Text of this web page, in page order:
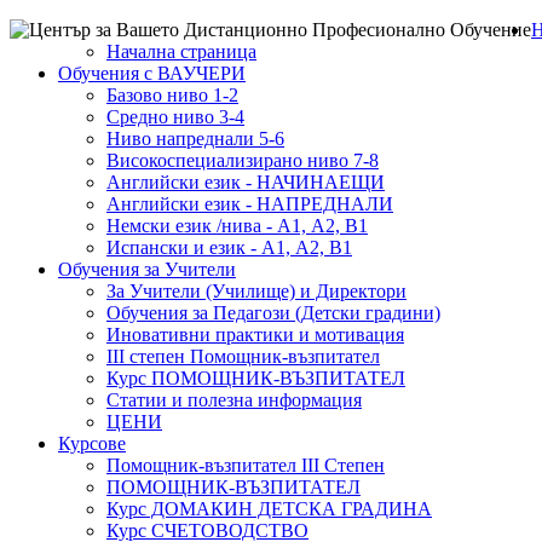
Начална страница
Обучения с ВАУЧЕРИ
Базово ниво 1-2
Средно ниво 3-4
Ниво напреднали 5-6
Високоспециализирано ниво 7-8
Английски език - НАЧИНАЕЩИ
Английски език - НАПРЕДНАЛИ
Немски език /нива - А1, А2, В1
Испански и език - А1, А2, В1
Обучения за Учители
За Учители (Училище) и Директори
Обучения за Педагози (Детски градини)
Иновативни практики и мотивация
III степен Помощник-възпитател
Курс ПОМОЩНИК-ВЪЗПИТАТЕЛ
Статии и полезна информация
ЦЕНИ
Курсове
Помощник-възпитател III Степен
ПОМОЩНИК-ВЪЗПИТАТЕЛ
Курс ДОМАКИН ДЕТСКА ГРАДИНА
Курс СЧЕТОВОДСТВО
Kурс
"Помощник
възпитател"1